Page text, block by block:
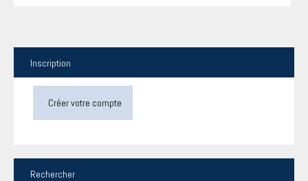
Inscription
Créer votre compte
Rechercher